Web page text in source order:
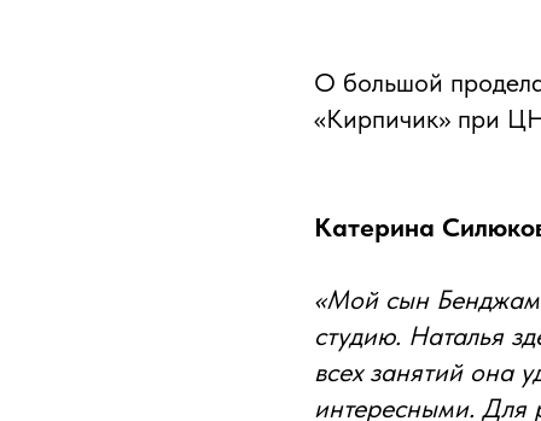
О большой
«Кирпичик» при
Катерина
«Мой сын
студию. Наталья
всех занятий она
интересными. Для